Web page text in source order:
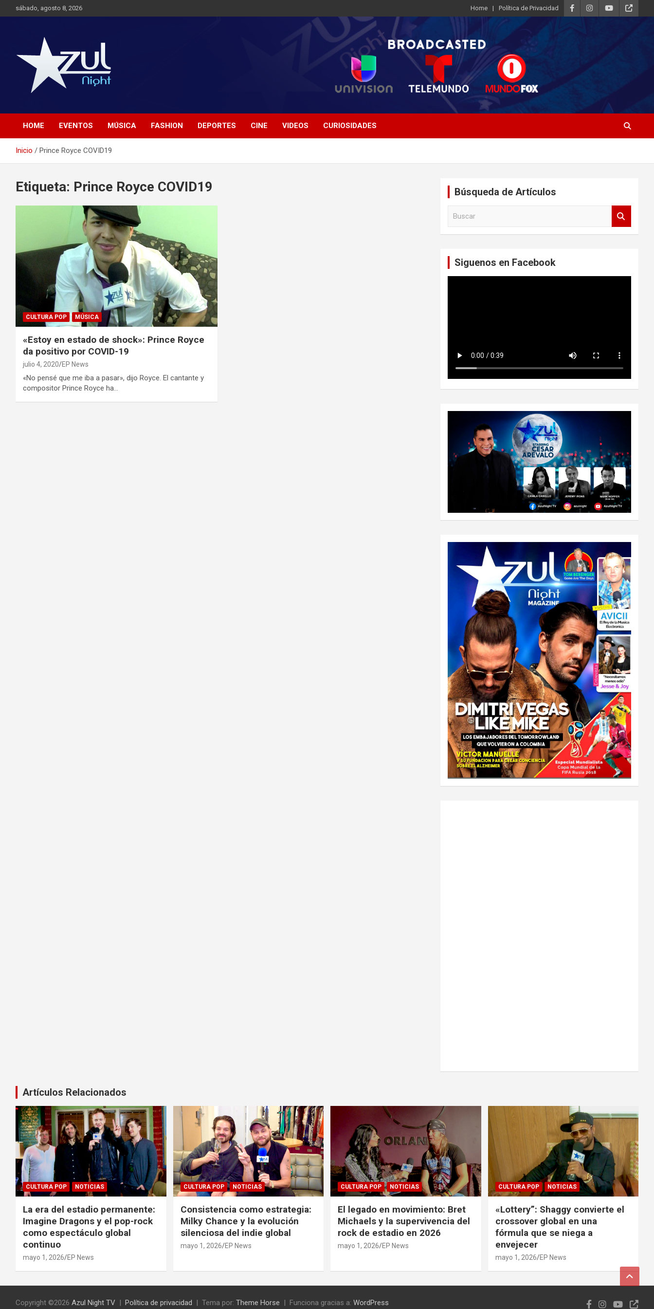
al
sábado, agosto 8, 2026 Home Política de Privacidad
Azul Night TV
HOME EVENTOS MÚSICA FASHION DEPORTES CINE VIDEOS CURIOSIDADES
Inicio Prince Royce COVID19
Etiqueta: Prince Royce COVID19
CULTURA POP MÚSICA
«Estoy en estado de shock»: Prince Royce
da positivo por COVID-19
julio 4, 2020 EP News
«No pensé que me iba a pasar», dijo Royce. El cantante y
compositor Prince Royce ha…
Búsqueda de Artículos
Siguenos en Facebook
Artículos Relacionados
CULTURA POP NOTICIAS
La era del estadio permanente:
Imagine Dragons y el pop-rock
como espectáculo global
continuo
mayo 1, 2026 EP News
CULTURA POP NOTICIAS
Consistencia como estrategia:
Milky Chance y la evolución
silenciosa del indie global
mayo 1, 2026 EP News
CULTURA POP NOTICIAS
El legado en movimiento: Bret
Michaels y la supervivencia del
rock de estadio en 2026
mayo 1, 2026 EP News
CULTURA POP NOTICIAS
«Lottery”: Shaggy convierte el
crossover global en una
fórmula que se niega a
envejecer
mayo 1, 2026 EP News
Copyright ©2026 Azul Night TV Política de privacidad Tema por: Theme Horse Funciona gracias a: WordPress